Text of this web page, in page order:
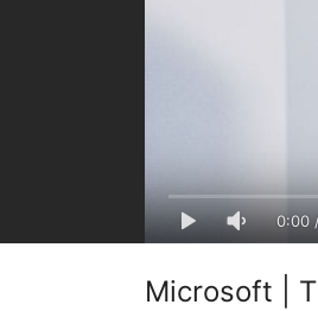
0:00
Microsoft |